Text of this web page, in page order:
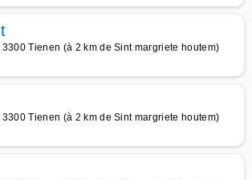
3300 Tienen (à 2 km de Sint margriete houtem)
3300 Tienen (à 2 km de Sint margriete houtem)